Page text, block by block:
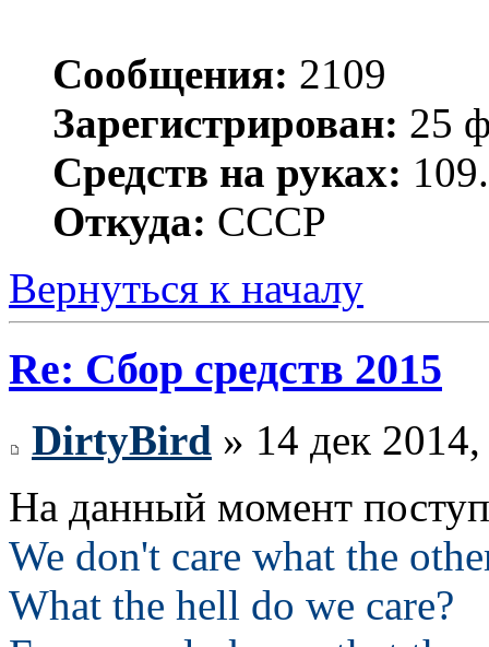
Сообщения: 2109
Зарегистрирован: 25
Средств на руках:
Откуда: СССР
Вернуться к началу
Re: Сбор средств 2015
DirtyBird » 14 дек
На данный момент
We don't care what the
What the hell do we care?